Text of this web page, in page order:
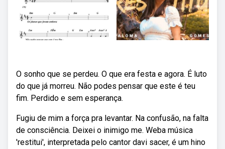
O sonho que se perdeu. O que era festa e agora. É luto
do que já morreu. Não podes pensar que este é teu
fim. Perdido e sem esperança.
Fugiu de mim a força pra levantar. Na confusão, na falta
de consciência. Deixei o inimigo me. Weba música
'restitui', interpretada pelo cantor davi sacer, é um hino